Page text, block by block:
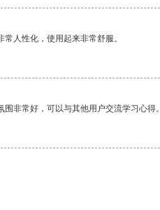
常人性化，使用起来非常舒服。
围非常好，可以与其他用户交流学习心得。